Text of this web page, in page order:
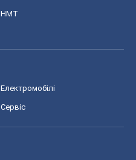
НМТ
Електромобілі
Сервіс